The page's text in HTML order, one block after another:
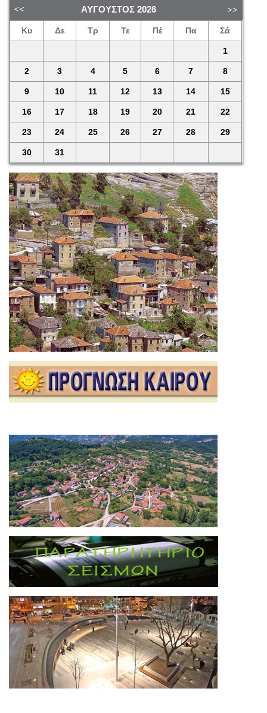
ΑΎΓΟΥΣΤΟΣ 2026
Κυ Δε Τρ Τε Πέ Πα Σά
1
2 3 4 5 6 7 8
9 10 11 12 13 14 15
16 17 18 19 20 21 22
23 24 25 26 27 28 29
30 31